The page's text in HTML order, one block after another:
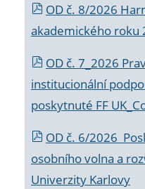
OD č. 8/2026
akademického roku
OD č. 7_2026
institucionální
poskytnuté FF
OD č. 6/2026
osobního volna a
Univerzity Karlovy